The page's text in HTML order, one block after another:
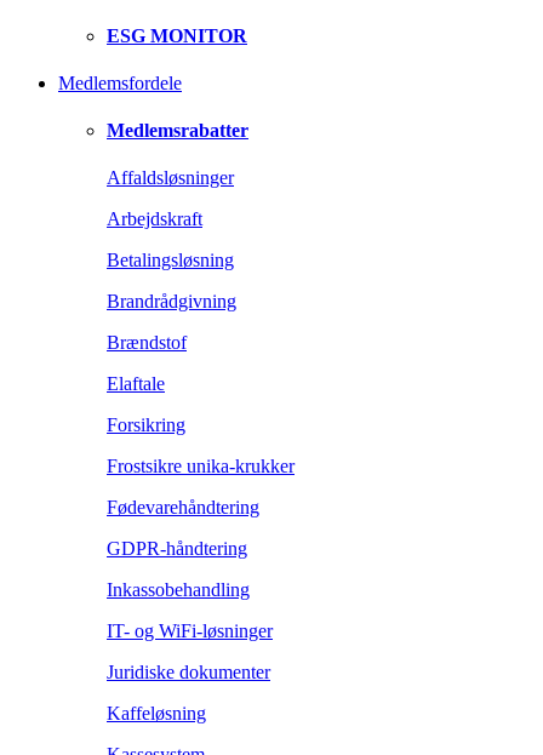
ESG MONITOR
Medlemsfordele
Medlemsrabatter
Affaldsløsninger
Arbejdskraft
Betalingsløsning
Brandrådgivning
Brændstof
Elaftale
Forsikring
Frostsikre unika-krukker
Fødevarehåndtering
GDPR-håndtering
Inkassobehandling
IT- og WiFi-løsninger
Juridiske dokumenter
Kaffeløsning